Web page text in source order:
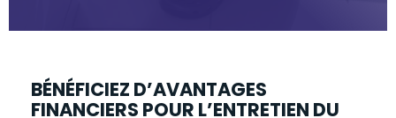
BÉNÉFICIEZ D’AVANTAGES
FINANCIERS POUR L’ENTRETIEN DU